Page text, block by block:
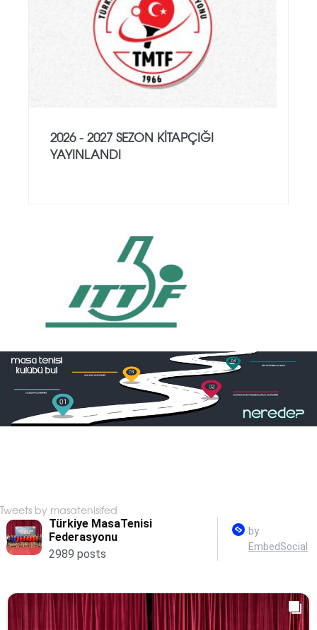
2026 - 2027 SEZON KITAPÇIĞI
YAYINLANDI
Tweets by masatenisifed